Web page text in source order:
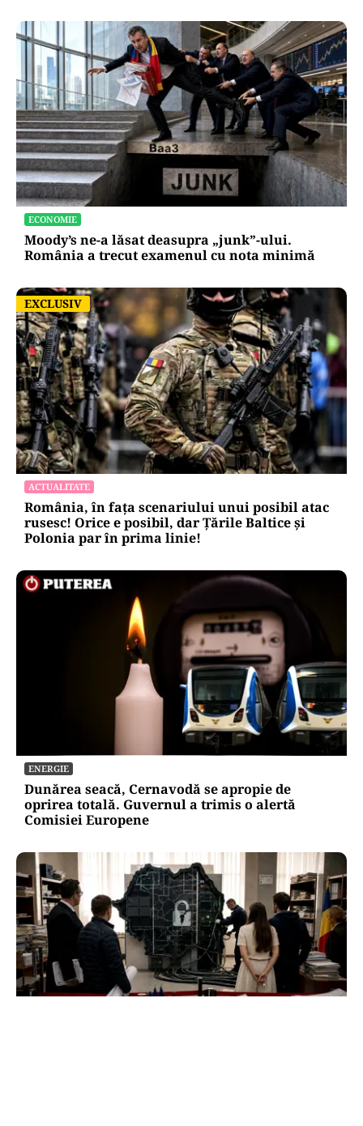
ECONOMIE
Moody’s ne-a lăsat deasupra „junk”-ului.
România a trecut examenul cu nota minimă
EXCLUSIV
EXCLUSIV
ACTUALITATE
România, în fața scenariului unui posibil atac
rusesc! Orice e posibil, dar Țările Baltice și
Polonia par în prima linie!
ENERGIE
Dunărea seacă, Cernavodă se apropie de
oprirea totală. Guvernul a trimis o alertă
Comisiei Europene